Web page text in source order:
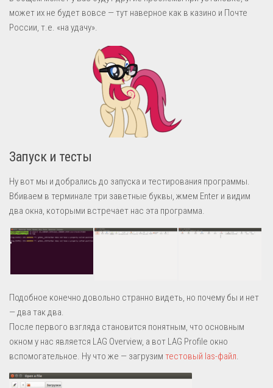
может их не будет вовсе — тут наверное как в казино и Почте
России, т.е. «на удачу».
Запуск и тесты
Ну вот мы и добрались до запуска и тестирования программы.
Вбиваем в терминале три заветные буквы, жмем Enter и видим
два окна, которыми встречает нас эта программа.
Подобное конечно довольно странно видеть, но почему бы и нет
— два так два.
После первого взгляда становится понятным, что основным
окном у нас является LAG Overview, а вот LAG Profile окно
вспомогательное. Ну что же — загрузим тестовый las-файл.